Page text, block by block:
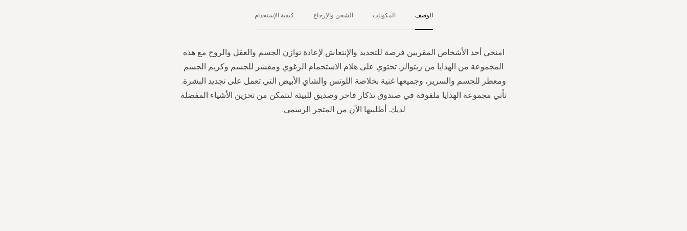
الوصف
امنحي أحد الأشخاص المقربين فرصة للتجديد والإنتعاش لإعادة توازن الجسم والعقل والروح مع هذه
المجموعة من الهدايا من ريتوالز. تحتوي على هلام الاستحمام الرغوي ومقشر للجسم وكريم الجسم
ومعطر للجسم والسرير، وجميعها غنية بخلاصة اللوتس والشاي الأبيض التي تعمل على تجديد البشرة.
تأتي مجموعة الهدايا ملفوفة في صندوق تذكار فاخر وصديق للبيئة لتتمكن من تخزين الأشياء المفضلة
لديك. أطلبيها الآن من المتجر الرسمي.
المكونات الشحن والإرجاع كيفية الإستخدام